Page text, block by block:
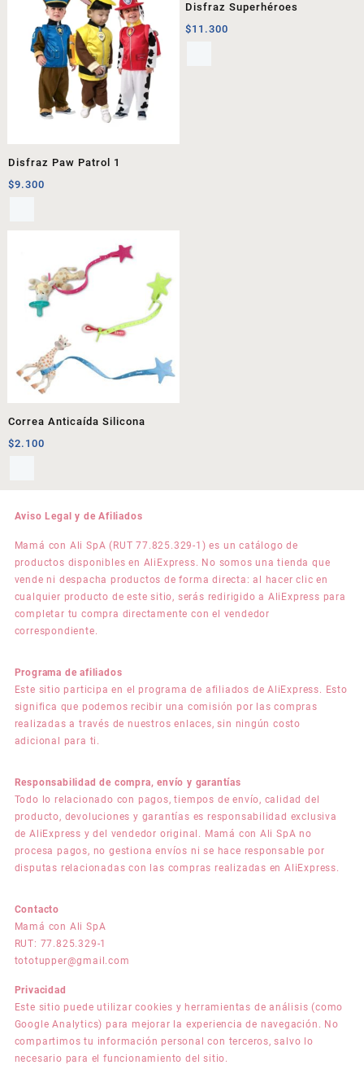
Disfraz Paw Patrol 1
$9.300
Disfraz Superhéroes
$11.300
Correa Anticaída Silicona
$2.100
Aviso Legal y de Afiliados
Mamá con Ali SpA (RUT 77.825.329-1) es un catálogo de
productos disponibles en AliExpress. No somos una tienda que
vende ni despacha productos de forma directa: al hacer clic en
cualquier producto de este sitio, serás redirigido a AliExpress para
completar tu compra directamente con el vendedor
correspondiente.
Programa de afiliados
Este sitio participa en el programa de afiliados de AliExpress. Esto
significa que podemos recibir una comisión por las compras
realizadas a través de nuestros enlaces, sin ningún costo
adicional para ti.
Responsabilidad de compra, envío y garantías
Todo lo relacionado con pagos, tiempos de envío, calidad del
producto, devoluciones y garantías es responsabilidad exclusiva
de AliExpress y del vendedor original. Mamá con Ali SpA no
procesa pagos, no gestiona envíos ni se hace responsable por
disputas relacionadas con las compras realizadas en AliExpress.
Contacto
Mamá con Ali SpA
RUT: 77.825.329-1
tototupper@gmail.com
Privacidad
Este sitio puede utilizar cookies y herramientas de análisis (como
Google Analytics) para mejorar la experiencia de navegación. No
compartimos tu información personal con terceros, salvo lo
necesario para el funcionamiento del sitio.